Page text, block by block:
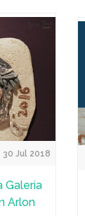
30 Jul 2018
Galeria
Arlon